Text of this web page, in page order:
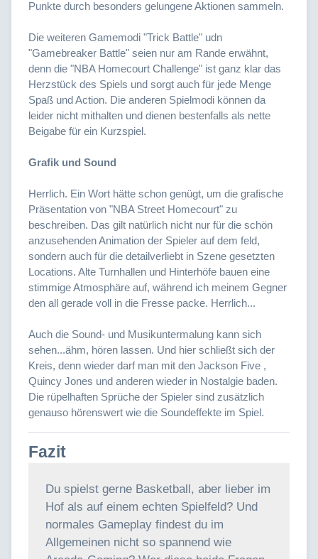
Punkte durch besonders gelungene Aktionen sammeln.
Die weiteren Gamemodi "Trick Battle" udn
"Gamebreaker Battle" seien nur am Rande erwähnt,
denn die "NBA Homecourt Challenge" ist ganz klar das
Herzstück des Spiels und sorgt auch für jede Menge
Spaß und Action. Die anderen Spielmodi können da
leider nicht mithalten und dienen bestenfalls als nette
Beigabe für ein Kurzspiel.
Grafik und Sound
Herrlich. Ein Wort hätte schon genügt, um die grafische
Präsentation von "NBA Street Homecourt" zu
beschreiben. Das gilt natürlich nicht nur für die schön
anzusehenden Animation der Spieler auf dem feld,
sondern auch für die detailverliebt in Szene gesetzten
Locations. Alte Turnhallen und Hinterhöfe bauen eine
stimmige Atmosphäre auf, während ich meinem Gegner
den all gerade voll in die Fresse packe. Herrlich...
Auch die Sound- und Musikuntermalung kann sich
sehen...ähm, hören lassen. Und hier schließt sich der
Kreis, denn wieder darf man mit den Jackson Five ,
Quincy Jones und anderen wieder in Nostalgie baden.
Die rüpelhaften Sprüche der Spieler sind zusätzlich
genauso hörenswert wie die Soundeffekte im Spiel.
Fazit
Du spielst gerne Basketball, aber lieber im
Hof als auf einem echten Spielfeld? Und
normales Gameplay findest du im
Allgemeinen nicht so spannend wie